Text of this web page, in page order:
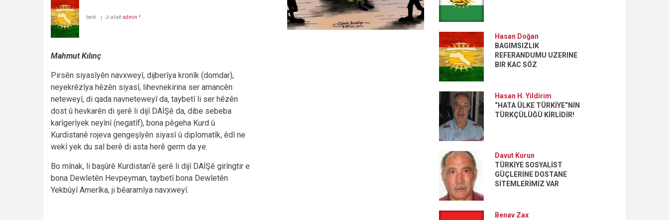
berê Ji aliyêadmin *
Mahmut Kılınç
Pirsên siyasîyên navxweyî, dijberîya kronîk (domdar),
neyekrêzîya hêzên siyasî, lihevnekirina ser amancên
neteweyî, di qada navneteweyî da, taybetî li ser hêzên
dost û hevkarên di şerê li dijî DAİŞê da, dibe sebeba
karîgerîyek neyînî (negatîf), bona pêgeha Kurd û
Kurdistanê rojeva gengeşîyên siyasî û diplomatîk, êdî ne
wekî yek du sal berê di asta herê germ da ye.
Bo mînak, li başûrê Kurdistan‘ê şerê li dijî DAİŞê girîngtir e
bona Dewletên Hevpeyman, taybetî bona Dewletên
Yekbûyî Amerîka, ji bêaramîya navxweyî.
Hasan Doğan
BAGIMSIZLIK
REFERANDUMU UZERINE
BIR KAC SÖZ
Hasan H. Yildirim
“HATA ÜLKE TÜRKİYE“NİN
TÜRKÇÜLÜĞÜ KİRLİDİR!
Davut Kurun
TÜRKİYE SOSYALİST
GÜÇLERİNE DOSTANE
SİTEMLERİMİZ VAR
Benav Zax